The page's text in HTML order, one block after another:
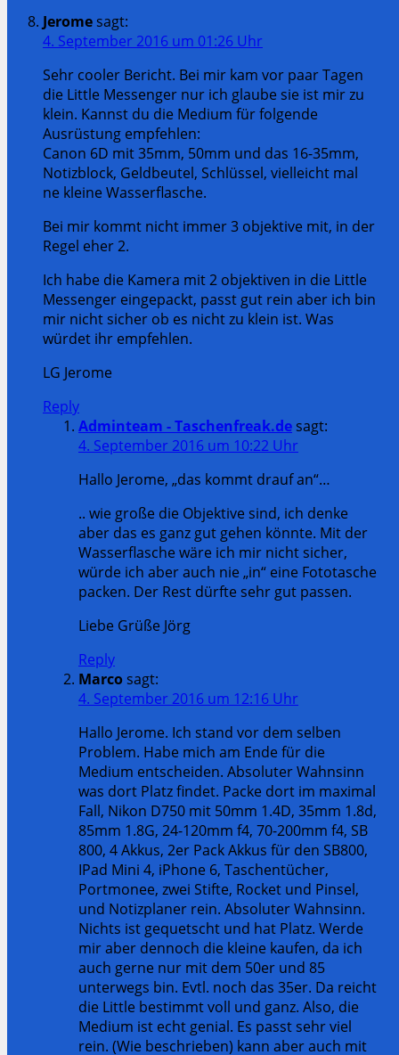
Jeromesagt:
4. September 2016 um 01:26 Uhr
Sehr cooler Bericht. Bei mir kam vor paar Tagen
die Little Messenger nur ich glaube sie ist mir zu
klein. Kannst du die Medium für folgende
Ausrüstung empfehlen:
Canon 6D mit 35mm, 50mm und das 16-35mm,
Notizblock, Geldbeutel, Schlüssel, vielleicht mal
ne kleine Wasserflasche.
Bei mir kommt nicht immer 3 objektive mit, in der
Regel eher 2.
Ich habe die Kamera mit 2 objektiven in die Little
Messenger eingepackt, passt gut rein aber ich bin
mir nicht sicher ob es nicht zu klein ist. Was
würdet ihr empfehlen.
LG Jerome
Reply
Adminteam - Taschenfreak.desagt:
4. September 2016 um 10:22 Uhr
Hallo Jerome, „das kommt drauf an“…
.. wie große die Objektive sind, ich denke
aber das es ganz gut gehen könnte. Mit der
Wasserflasche wäre ich mir nicht sicher,
würde ich aber auch nie „in“ eine Fototasche
packen. Der Rest dürfte sehr gut passen.
Liebe Grüße Jörg
Reply
Marcosagt:
4. September 2016 um 12:16 Uhr
Hallo Jerome. Ich stand vor dem selben
Problem. Habe mich am Ende für die
Medium entscheiden. Absoluter Wahnsinn
was dort Platz findet. Packe dort im maximal
Fall, Nikon D750 mit 50mm 1.4D, 35mm 1.8d,
85mm 1.8G, 24-120mm f4, 70-200mm f4, SB
800, 4 Akkus, 2er Pack Akkus für den SB800,
IPad Mini 4, iPhone 6, Taschentücher,
Portmonee, zwei Stifte, Rocket und Pinsel,
und Notizplaner rein. Absoluter Wahnsinn.
Nichts ist gequetscht und hat Platz. Werde
mir aber dennoch die kleine kaufen, da ich
auch gerne nur mit dem 50er und 85
unterwegs bin. Evtl. noch das 35er. Da reicht
die Little bestimmt voll und ganz. Also, die
Medium ist echt genial. Es passt sehr viel
rein. (Wie beschrieben) kann aber auch mit